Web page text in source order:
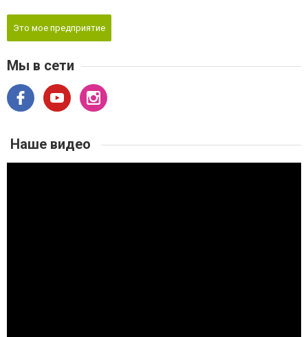
Это мое предприятие
Мы в сети
Наше видео